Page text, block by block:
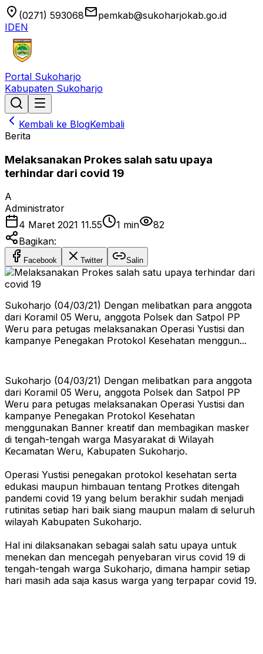
location_on (0271) 593068emailpemkab@sukoharjokab.go.id
IDEN
Portal Sukoharjo
Kabupaten Sukoharjo
Kembali ke BlogKembali
Berita
Melaksanakan Prokes salah satu upaya
terhindar dari covid 19
A
Administrator
4 Maret 2021 11.55
1 min
82
Bagikan:
Facebook Twitter Salin
Sukoharjo (04/03/21) Dengan melibatkan para anggota
dari Koramil 05 Weru, anggota Polsek dan Satpol PP
Weru para petugas melaksanakan Operasi Yustisi dan
kampanye Penegakan Protokol Kesehatan menggun...
Sukoharjo (04/03/21) Dengan melibatkan para anggota
dari Koramil 05 Weru, anggota Polsek dan Satpol PP
Weru para petugas melaksanakan Operasi Yustisi dan
kampanye Penegakan Protokol Kesehatan
menggunakan Banner kreatif dan membagikan masker
di tengah-tengah warga Masyarakat di Wilayah
Kecamatan Weru, Kabupaten Sukoharjo.
Operasi Yustisi penegakan protokol kesehatan serta
edukasi maupun himbauan tentang Protkes ditengah
pandemi covid 19 yang belum berakhir sudah menjadi
rutinitas setiap hari baik siang maupun malam di seluruh
wilayah Kabupaten Sukoharjo.
Hal ini dilaksanakan sebagai salah satu upaya untuk
menekan dan mencegah penyebaran virus covid 19 di
tengah-tengah warga Sukoharjo, dimana hampir setiap
hari masih ada saja kasus warga yang terpapar covid 19.